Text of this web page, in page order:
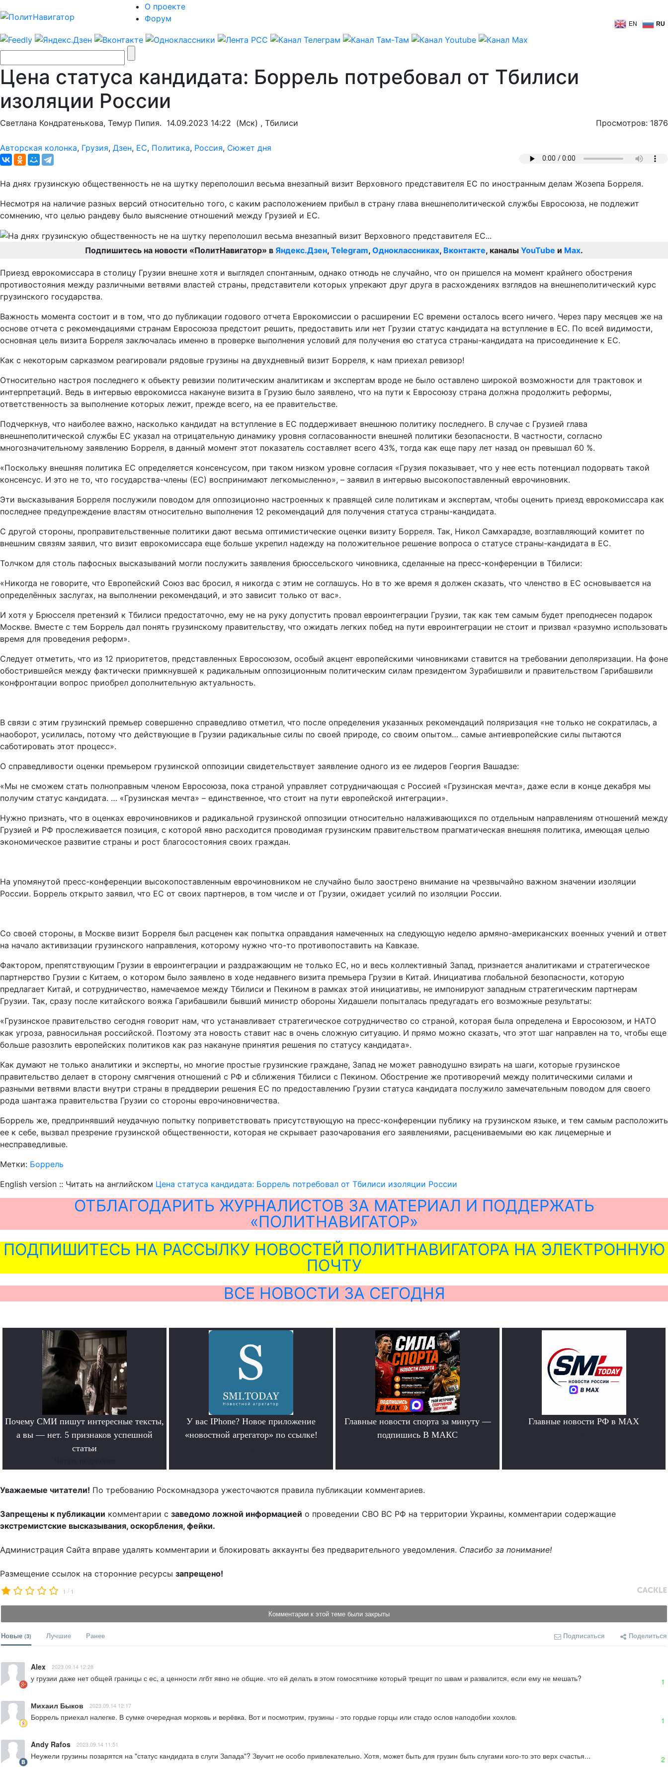
О проекте
Форум
EN RU
Цена статуса кандидата: Боррель потребовал от Тбилиси
изоляции России
Светлана Кондратенькова, Темур Пипия. 14.09.2023 14:22 (Мск) , Тбилиси Просмотров: 1876
Авторская колонка, Грузия, Дзен, ЕС, Политика, Россия, Сюжет дня
На днях грузинскую общественность не на шутку переполошил весьма внезапный визит Верховного представителя ЕС по иностранным делам Жозепа Борреля.
Несмотря на наличие разных версий относительно того, с каким расположением прибыл в страну глава внешнеполитической службы Евросоюза, не подлежит
сомнению, что целью рандеву было выяснение отношений между Грузией и ЕС.
Подпишитесь на новости «ПолитНавигатор» в Яндекс.Дзен, Telegram, Одноклассниках, Вконтакте, каналы YouTube и Max.
Приезд еврокомиссара в столицу Грузии внешне хотя и выглядел спонтанным, однако отнюдь не случайно, что он пришелся на момент крайнего обострения
противостояния между различными ветвями властей страны, представители которых упрекают друг друга в расхождениях взглядов на внешнеполитический курс
грузинского государства.
Важность момента состоит и в том, что до публикации годового отчета Еврокомиссии о расширении ЕС времени осталось всего ничего. Через пару месяцев же на
основе отчета с рекомендациями странам Евросоюза предстоит решить, предоставить или нет Грузии статус кандидата на вступление в ЕС. По всей видимости,
основная цель визита Борреля заключалась именно в проверке выполнения условий для получения ею статуса страны-кандидата на присоединение к ЕС.
Как с некоторым сарказмом реагировали рядовые грузины на двухдневный визит Борреля, к нам приехал ревизор!
Относительно настроя последнего к объекту ревизии политическим аналитикам и экспертам вроде не было оставлено широкой возможности для трактовок и
интерпретаций. Ведь в интервью еврокомисса накануне визита в Грузию было заявлено, что на пути к Евросоюзу страна должна продолжить реформы,
ответственность за выполнение которых лежит, прежде всего, на ее правительстве.
Подчеркнув, что наиболее важно, насколько кандидат на вступление в ЕС поддерживает внешнюю политику последнего. В случае с Грузией глава
внешнеполитической службы ЕС указал на отрицательную динамику уровня согласованности внешней политики безопасности. В частности, согласно
многозначительному заявлению Борреля, в данный момент этот показатель составляет всего 43%, тогда как еще пару лет назад он превышал 60 %.
«Поскольку внешняя политика ЕС определяется консенсусом, при таком низком уровне согласия «Грузия показывает, что у нее есть потенциал подорвать такой
консенсус. И это не то, что государства-члены (ЕС) воспринимают легкомысленно», – заявил в интервью высокопоставленный еврочиновник.
Эти высказывания Борреля послужили поводом для оппозиционно настроенных к правящей силе политикам и экспертам, чтобы оценить приезд еврокомиссара как
последнее предупреждение властям относительно выполнения 12 рекомендаций для получения статуса страны-кандидата.
С другой стороны, проправительственные политики дают весьма оптимистические оценки визиту Борреля. Так, Никол Самхарадзе, возглавляющий комитет по
внешним связям заявил, что визит еврокомиссара еще больше укрепил надежду на положительное решение вопроса о статусе страны-кандидата в ЕС.
Толчком для столь пафосных высказываний могли послужить заявления брюссельского чиновника, сделанные на пресс-конференции в Тбилиси:
«Никогда не говорите, что Европейский Союз вас бросил, я никогда с этим не соглашусь. Но в то же время я должен сказать, что членство в ЕС основывается на
определённых заслугах, на выполнении рекомендаций, и это зависит только от вас».
И хотя у Брюсселя претензий к Тбилиси предостаточно, ему не на руку допустить провал евроинтеграции Грузии, так как тем самым будет преподнесен подарок
Москве. Вместе с тем Боррель дал понять грузинскому правительству, что ожидать легких побед на пути евроинтеграции не стоит и призвал «разумно использовать
время для проведения реформ».
Следует отметить, что из 12 приоритетов, представленных Евросоюзом, особый акцент европейскими чиновниками ставится на требовании деполяризации. На фоне
обострившейся между фактически примкнувшей к радикальным оппозиционным политическим силам президентом Зурабишвили и правительством Гарибашвили
конфронтации вопрос приобрел дополнительную актуальность.
В связи с этим грузинский премьер совершенно справедливо отметил, что после определения указанных рекомендаций поляризация «не только не сократилась, а
наоборот, усилилась, потому что действующие в Грузии радикальные силы по своей природе, со своим опытом… самые антиевропейские силы пытаются
саботировать этот процесс».
О справедливости оценки премьером грузинской оппозиции свидетельствует заявление одного из ее лидеров Георгия Вашадзе:
«Мы не сможем стать полноправным членом Евросоюза, пока страной управляет сотрудничающая с Россией «Грузинская мечта», даже если в конце декабря мы
получим статус кандидата. … «Грузинская мечта» – единственное, что стоит на пути европейской интеграции».
Нужно признать, что в оценках еврочиновников и радикальной грузинской оппозиции относительно налаживающихся по отдельным направлениям отношений между
Грузией и РФ прослеживается позиция, с которой явно расходится проводимая грузинским правительством прагматическая внешняя политика, имеющая целью
экономическое развитие страны и рост благосостояния своих граждан.
На упомянутой пресс-конференции высокопоставленным еврочиновником не случайно было заострено внимание на чрезвычайно важном значении изоляции
России. Боррель открыто заявил, что ЕС от своих партнеров, в том числе и от Грузии, ожидает усилий по изоляции России.
Со своей стороны, в Москве визит Борреля был расценен как попытка оправдания намеченных на следующую неделю армяно-американских военных учений и ответ
на начало активизации грузинского направления, которому нужно что-то противопоставить на Кавказе.
Фактором, препятствующим Грузии в евроинтеграции и раздражающим не только ЕС, но и весь коллективный Запад, признается аналитиками и стратегическое
партнерство Грузии с Китаем, о котором было заявлено в ходе недавнего визита премьера Грузии в Китай. Инициатива глобальной безопасности, которую
предлагает Китай, и сотрудничество, намечаемое между Тбилиси и Пекином в рамках этой инициативы, не импонируют западным стратегическим партнерам
Грузии. Так, сразу после китайского вояжа Гарибашвили бывший министр обороны Хидашели попыталась предугадать его возможные результаты:
«Грузинское правительство сегодня говорит нам, что устанавливает стратегическое сотрудничество со страной, которая была определена и Евросоюзом, и НАТО
как угроза, равносильная российской. Поэтому эта новость ставит нас в очень сложную ситуацию. И прямо можно сказать, что этот шаг направлен на то, чтобы еще
больше разозлить европейских политиков как раз накануне принятия решения по статусу кандидата».
Как думают не только аналитики и эксперты, но многие простые грузинские граждане, Запад не может равнодушно взирать на шаги, которые грузинское
правительство делает в сторону смягчения отношений с РФ и сближения Тбилиси с Пекином. Обострение же противоречий между политическими силами и
разными ветвями власти внутри страны в преддверии решения ЕС по предоставлению Грузии статуса кандидата послужило замечательным поводом для своего
рода шантажа правительства Грузии со стороны еврочиновничества.
Боррель же, предпринявший неудачную попытку поприветствовать присутствующую на пресс-конференции публику на грузинском языке, и тем самым расположить
ее к себе, вызвал презрение грузинской общественности, которая не скрывает разочарования его заявлениями, расцениваемыми ею как лицемерные и
несправедливые.
Метки: Боррель
English version :: Читать на английском Цена статуса кандидата: Боррель потребовал от Тбилиси изоляции России
ОТБЛАГОДАРИТЬ ЖУРНАЛИСТОВ ЗА МАТЕРИАЛ И ПОДДЕРЖАТЬ
«ПОЛИТНАВИГАТОР»
ПОДПИШИТЕСЬ НА РАССЫЛКУ НОВОСТЕЙ ПОЛИТНАВИГАТОРА НА ЭЛЕКТРОННУЮ
ПОЧТУ
ВСЕ НОВОСТИ ЗА СЕГОДНЯ
Почему СМИ пишут интересные тексты,
а вы — нет. 5 признаков успешной
статьи
У вас IPhone? Новое приложение
«новостной агрегатор» по ссылке!
Главные новости спорта за минуту —
подпишись В МАКС
Главные новости РФ в MAX
Уважаемые читатели! По требованию Роскомнадзора ужесточаются правила публикации комментариев.
Запрещены к публикации комментарии с заведомо ложной информацией о проведении СВО ВС РФ на территории Украины, комментарии содержащие
экстремистские высказывания, оскорбления, фейки.
Администрация Сайта вправе удалять комментарии и блокировать аккаунты без предварительного уведомления. Спасибо за понимание!
Размещение ссылок на сторонние ресурсы запрещено!
1 / 1
Комментарии к этой теме были закрыты
Новые (3) Лучшие Ранее Подписаться Поделиться
Alex 2023.09.14 12:28
у грузии даже нет общей границы с ес, а ценности лгбт явно не общие. что ей делать в этом гомосятнике который трещит по швам и развалится, если ему не мешать? 1
Михаил Быков 2023.09.14 12:17
Боррель приехал налегке. В сумке очередная морковь и верёвка. Вот и посмотрим, грузины - это гордые горцы или стадо ослов наподобии хохлов. 1
Andy Rafos 2023.09.14 11:51
Неужели грузины позарятся на "статус кандидата в слуги Запада"? Звучит не особо привлекательно. Хотя, может быть для грузин быть слугами кого-то это верх счастья... 2